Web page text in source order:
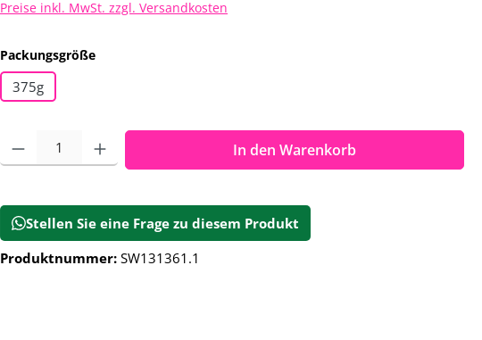
Preise inkl. MwSt. zzgl. Versandkosten
Packungsgrößeauswählen
375g
Produkt Anzahl: Gib den gewünschten Wert ein oder benutze die
In den Warenkorb
Stellen Sie eine Frage zu diesem Produkt
Produktnummer: SW131361.1